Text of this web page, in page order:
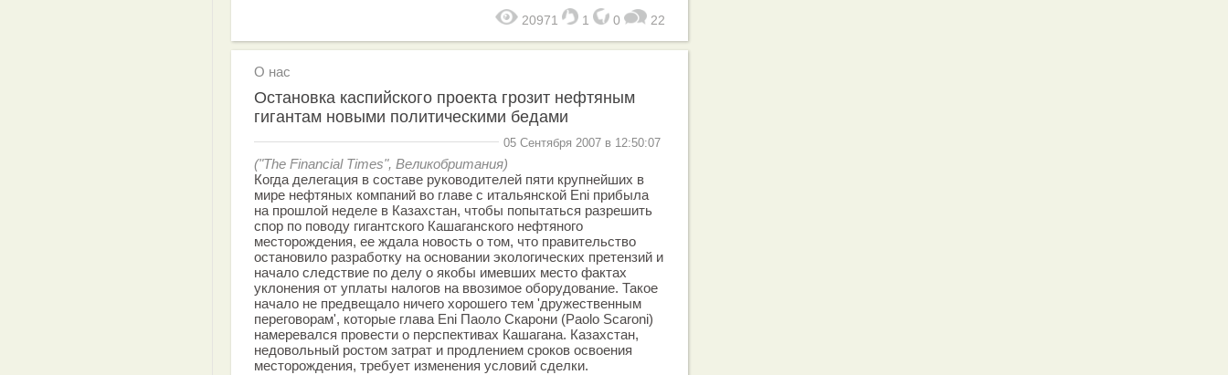
20971 1 0 22
О нас
Остановка каспийского проекта грозит нефтяным
гигантам новыми политическими бедами
05 Сентября 2007 в 12:50:07
("The Financial Times", Великобритания)
Когда делегация в составе руководителей пяти крупнейших в
мире нефтяных компаний во главе с итальянской Eni прибыла
на прошлой неделе в Казахстан, чтобы попытаться разрешить
спор по поводу гигантского Кашаганского нефтяного
месторождения, ее ждала новость о том, что правительство
остановило разработку на основании экологических претензий и
начало следствие по делу о якобы имевших место фактах
уклонения от уплаты налогов на ввозимое оборудование. Такое
начало не предвещало ничего хорошего тем 'дружественным
переговорам', которые глава Eni Паоло Скарони (Paolo Scaroni)
намеревался провести о перспективах Кашагана. Казахстан,
недовольный ростом затрат и продлением сроков освоения
месторождения, требует изменения условий сделки.